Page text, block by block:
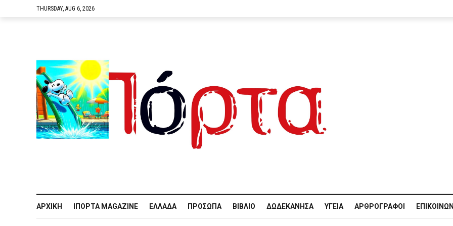
THURSDAY, AUG 6, 2026
ΑΡΧΙΚΉ IΠΌΡΤΑ MAGAZINE ΕΛΛΆΔΑ ΠΡΌΣΩΠΑ ΒΙΒΛΊΟ ΔΩΔΕΚΆΝΗΣΑ ΥΓΕΊΑ ΑΡΘΡΟΓΡΆΦΟΙ